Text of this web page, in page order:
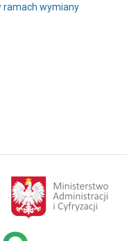
ramach wymiany